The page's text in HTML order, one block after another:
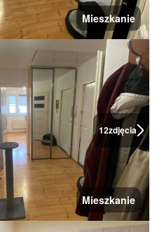
Mieszkanie
12zdjęcia
Mieszkanie